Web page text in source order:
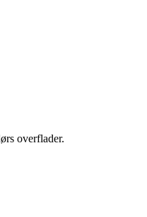
overflader.